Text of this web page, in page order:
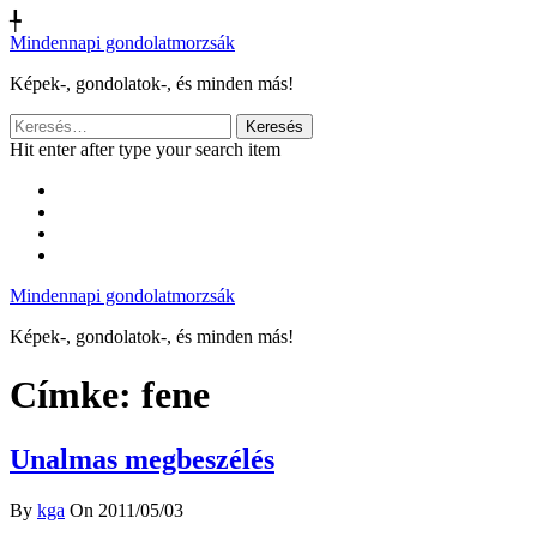
╄
Mindennapi gondolatmorzsák
Képek-, gondolatok-, és minden más!
Keresés:
Hit enter after type your search item
Mindennapi gondolatmorzsák
Képek-, gondolatok-, és minden más!
Címke: fene
Unalmas megbeszélés
By kga On 2011/05/03